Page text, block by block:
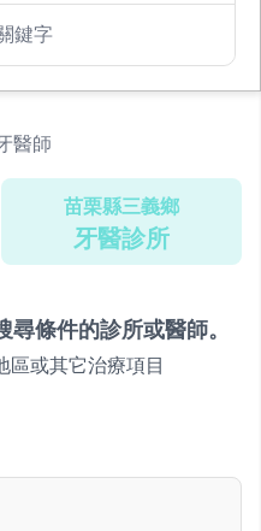
鍵字
醫師
苗栗縣三義鄉
牙醫診所
條件的診所或醫師。
區或其它治療項目